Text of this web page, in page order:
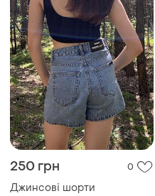
250 грн 0
Джинсові шорти